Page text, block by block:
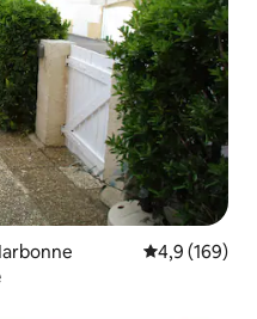
Évaluation
4,9 (169)